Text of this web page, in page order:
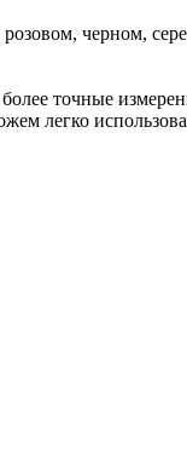
черном,
точные
легко